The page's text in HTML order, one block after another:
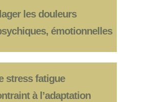
les douleurs
émotionnelles
stress fatigue
à l’adaptation